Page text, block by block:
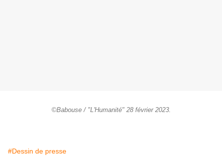
©Babouse / "L'Humanité" 28 février 2023.
#Dessin de presse